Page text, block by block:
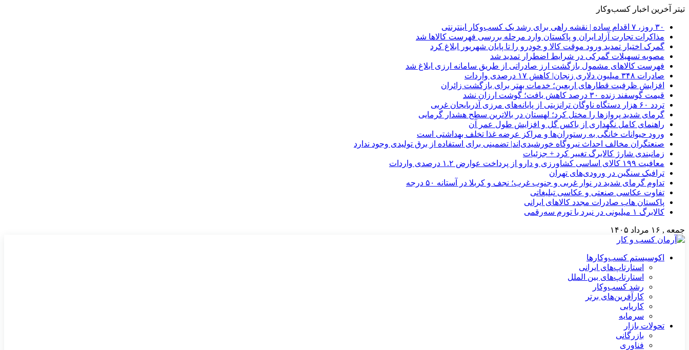
تیتر آخرین اخبار کسب‌وکار
۳۰ روز، ۷ اقدام ساده | نقشه راهی برای رشد یک کسب‌وکار اینترنتی
مذاکرات تجارت آزاد ایران و پاکستان وارد مرحله بررسی فهرست کالاها شد
گمرک اختیار تمدید ورود موقت کالا و خودرو را تا پایان شهریور ابلاغ کرد
مصوبه تسهیلات گمرکی در شرایط اضطرار تمدید شد
فهرست کالاهای مشمول بازگشت ارز صادراتی از طریق سامانه ارزی ابلاغ شد
صادرات ۳۴۸ میلیون دلاری زنجان| ‌کاهش ۱۷ درصدی واردات
افزایش ظرفیت قطارهای اربعین؛ خدمات بهتر برای بازگشت زائران
قیمت گوسفند زنده ۳۰ درصد کاهش یافت؛ گوشت ارزان نشد
تردد ۶۰ هزار دستگاه ناوگان ترانزیتی از پایانه‌های مرزی آذربایجان ‌غربی
گرمای شدید پروازها را مختل کرد؛ لهستان در بالاترین سطح هشدار گرمایی
راهنمای کامل نگهداری از باکس گل و افزایش طول عمر آن
ورود حیوانات خانگی به رستوران‌ها و مراکز عرضه غذا تخلف بهداشتی است
صنعتگران مخالف احداث نیروگاه خورشیدی‌اند| تضمینی برای استفاده از برق تولیدی وجود ندارد
زمانبندی شارژ کالابرگ تغییر کرد + جزئیات
معافیت ۱۹۹ کالای اساسی کشاورزی و دارو از پرداخت عوارض ۱.۲ درصدی واردات
ترافیک سنگین در ورودی‌های تهران
تداوم گرمای شدید در نوار غربی و جنوب غرب؛ نجف و کربلا در آستانه ۵۰ درجه
تفاوت عکاسی صنعتی و عکاسی تبلیغاتی
پاکستان هاب صادرات مجدد کالاهای ایرانی
کالابرگ ۱ میلیونی در نبرد با تورم سه‌رقمی
جمعه , ۱۶ مرداد ۱۴۰۵
اکوسیستم کسب‌وکارها
استارتاپ‌های ایرانی
استارتاپ‌های بین الملل
رشد کسب‌وکار
کارآفرین‌های برتر
کاریابی
سرمایه
تحولات بازار
بازرگانی
فناوری